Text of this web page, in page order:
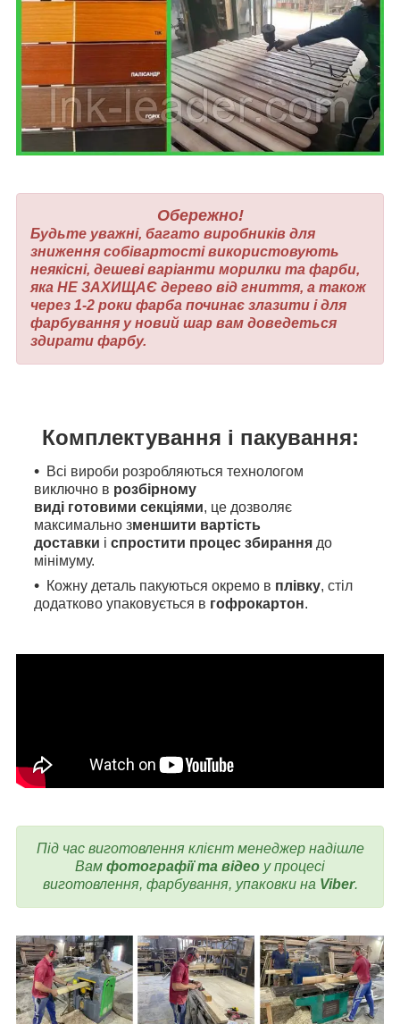
Обережно!
Будьте уважні, багато виробників для
зниження собівартості використовують
неякісні, дешеві варіанти морилки та фарби,
яка НЕ ЗАХИЩАЄ дерево від гниття, а також
через 1-2 роки фарба починає злазити і для
фарбування у новий шар вам доведеться
здирати фарбу.
Комплектування і пакування:
Всі вироби розробляються технологом
виключно в розбірному
виді готовими секціями, це дозволяє
максимально зменшити вартість
доставки і спростити процес збирання до
мінімуму.
Кожну деталь пакуються окремо в плівку, стіл
додатково упаковується в гофрокартон.
Під час виготовлення клієнт менеджер надішле
Вам фотографії та відео у процесі
виготовлення, фарбування, упаковки на Viber.